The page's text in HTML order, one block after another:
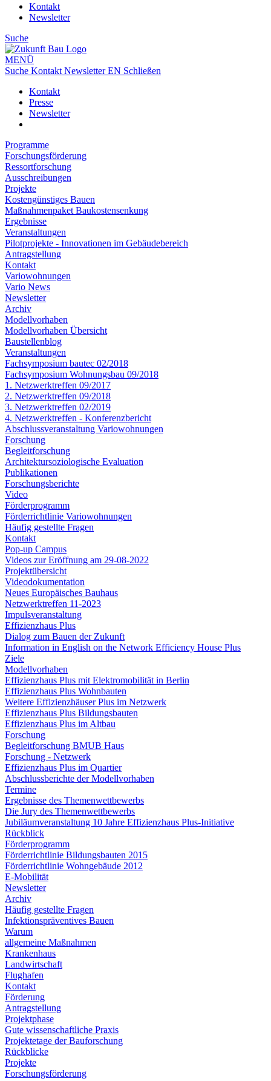
Kontakt
Newsletter
Suche
MENÜ
Suche Kontakt NewsletterEN Schließen
Kontakt
Presse
Newsletter
Programme
Forschungsförderung
Ressortforschung
Ausschreibungen
Projekte
Kostengünstiges Bauen
Maßnahmenpaket Baukostensenkung
Ergebnisse
Veranstaltungen
Pilotprojekte - Innovationen im Gebäudebereich
Antragstellung
Kontakt
Variowohnungen
Vario News
Newsletter
Archiv
Modellvorhaben
Modellvorhaben Übersicht
Baustellenblog
Veranstaltungen
Fachsymposium bautec 02/2018
Fachsymposium Wohnungsbau 09/2018
1. Netzwerktreffen 09/2017
2. Netzwerktreffen 09/2018
3. Netzwerktreffen 02/2019
4. Netzwerktreffen - Konferenzbericht
Abschlussveranstaltung Variowohnungen
Forschung
Begleitforschung
Architektursoziologische Evaluation
Publikationen
Forschungsberichte
Video
Förderprogramm
Förderrichtlinie Variowohnungen
Häufig gestellte Fragen
Kontakt
Pop-up Campus
Videos zur Eröffnung am 29-08-2022
Projektübersicht
Videodokumentation
Neues Europäisches Bauhaus
Netzwerktreffen 11-2023
Impulsveranstaltung
Effizienzhaus Plus
Dialog zum Bauen der Zukunft
Information in English on the Network Efficiency House Plus
Ziele
Modellvorhaben
Effizienzhaus Plus mit Elektromobilität in Berlin
Effizienzhaus Plus Wohnbauten
Weitere Effizienzhäuser Plus im Netzwerk
Effizienzhaus Plus Bildungsbauten
Effizienzhaus Plus im Altbau
Forschung
Begleitforschung BMUB Haus
Forschung - Netzwerk
Effizienzhaus Plus im Quartier
Abschlussberichte der Modellvorhaben
Termine
Ergebnisse des Themenwettbewerbs
Die Jury des Themenwettbewerbs
Jubiläumveranstaltung 10 Jahre Effizienzhaus Plus-Initiative
Rückblick
Förderprogramm
Förderrichtlinie Bildungsbauten 2015
Förderrichtlinie Wohngebäude 2012
E-Mobilität
Newsletter
Archiv
Häufig gestellte Fragen
Infektionspräventives Bauen
Warum
allgemeine Maßnahmen
Krankenhaus
Landwirtschaft
Flughafen
Kontakt
Förderung
Antragstellung
Projektphase
Gute wissenschaftliche Praxis
Projektetage der Bauforschung
Rückblicke
Projekte
Forschungsförderung